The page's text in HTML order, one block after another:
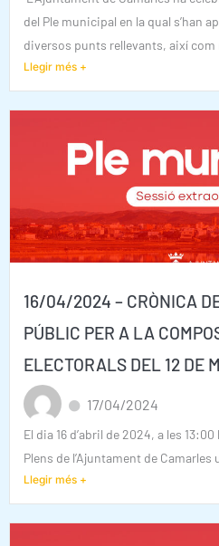
del Ple municipal en la qual s’han
diversos punts rellevants, així
Llegir més +
16/04/2024 – CRÒNICA
PÚBLIC PER A LA
ELECTORALS DEL 12 DE
17/04/2024
El dia 16 d’abril de 2024, a les
Plens de l’Ajuntament de
Llegir més +